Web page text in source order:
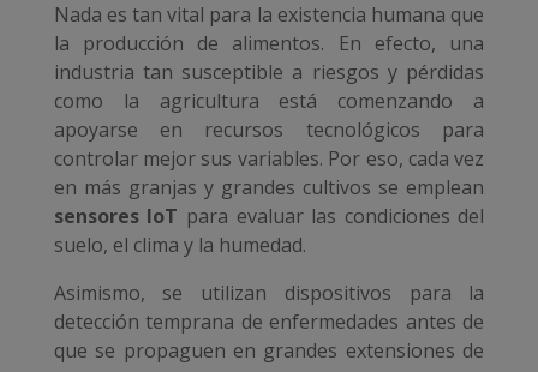
Nada es tan vital para la existencia humana que
la producción de alimentos. En efecto, una
industria tan susceptible a riesgos y pérdidas
como la agricultura está comenzando a
apoyarse en recursos tecnológicos para
controlar mejor sus variables. Por eso, cada vez
en más granjas y grandes cultivos se emplean
sensores IoT para evaluar las condiciones del
suelo, el clima y la humedad.
Asimismo, se utilizan dispositivos para la
detección temprana de enfermedades antes de
que se propaguen en grandes extensiones de